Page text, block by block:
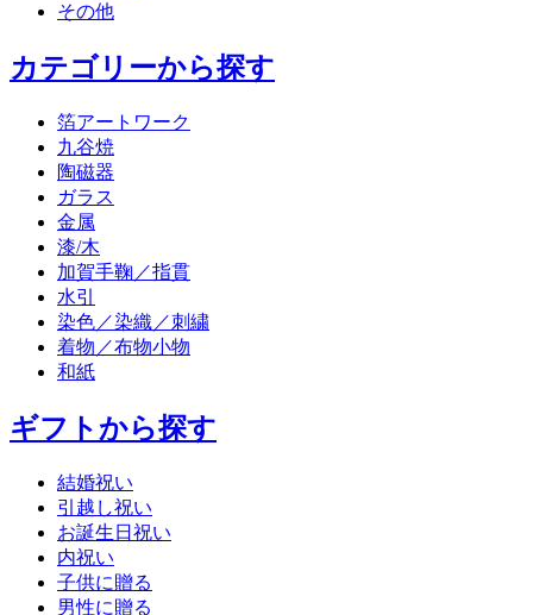
その他
カテゴリーから探す
箔アートワーク
九谷焼
陶磁器
ガラス
金属
漆/木
加賀手鞠／指貫
水引
染色／染織／刺繍
着物／布物小物
和紙
ギフトから探す
結婚祝い
引越し祝い
お誕生日祝い
内祝い
子供に贈る
男性に贈る